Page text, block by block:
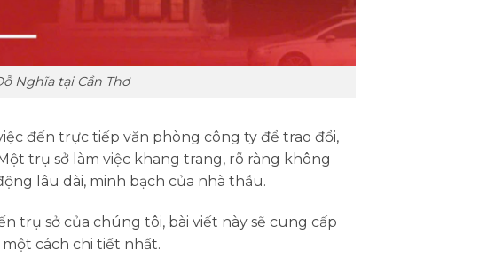
Nghĩa tại Cần Thơ
đến trực tiếp văn phòng công ty để trao đổi,
trụ sở làm việc khang trang, rõ ràng không
lâu dài, minh bạch của nhà thầu.
trụ sở của chúng tôi, bài viết này sẽ cung cấp
cách chi tiết nhất.